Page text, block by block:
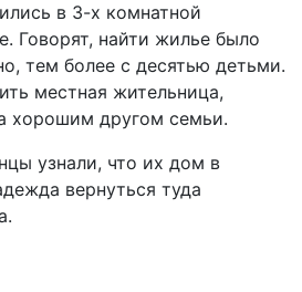
в 3-х комнатной
Говорят, найти жилье было
тем более с десятью детьми.
местная жительница,
хорошим другом семьи.
узнали, что их дом в
вернуться туда